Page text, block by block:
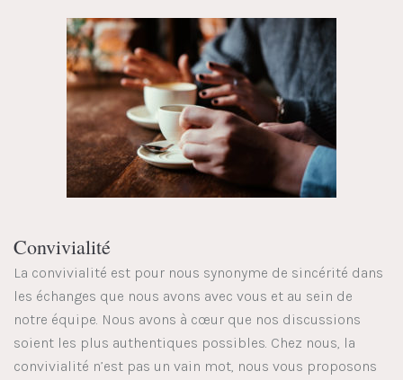
Convivialité
La convivialité est pour nous synonyme de sincérité dans
les échanges que nous avons avec vous et au sein de
notre équipe. Nous avons à cœur que nos discussions
soient les plus authentiques possibles. Chez nous, la
convivialité n’est pas un vain mot, nous vous proposons